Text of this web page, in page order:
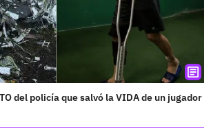
del policía que salvó la VIDA de un jugador